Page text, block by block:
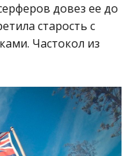
довез ее до
старость с
Частокол из